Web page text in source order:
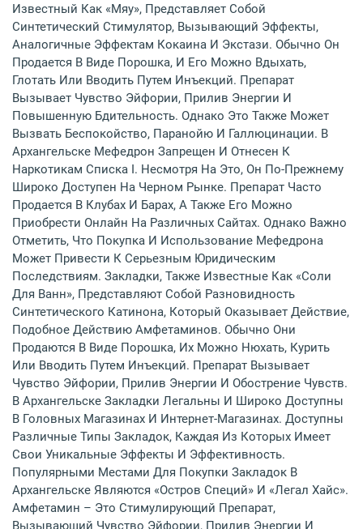
Известный Как «мяу», Представляет Собой
Синтетический Стимулятор, Вызывающий Эффекты,
Аналогичные Эффектам Кокаина И Экстази. Обычно Он
Продается В Виде Порошка, И Его Можно Вдыхать,
Глотать Или Вводить Путем Инъекций. Препарат
Вызывает Чувство Эйфории, Прилив Энергии И
Повышенную Бдительность. Однако Это Также Может
Вызвать Беспокойство, Паранойю И Галлюцинации. В
Архангельске Мефедрон Запрещен И Отнесен К
Наркотикам Списка I. Несмотря На Это, Он По-Прежнему
Широко Доступен На Черном Рынке. Препарат Часто
Продается В Клубах И Барах, А Также Его Можно
Приобрести Онлайн На Различных Сайтах. Однако Важно
Отметить, Что Покупка И Использование Мефедрона
Может Привести К Серьезным Юридическим
Последствиям. Закладки, Также Известные Как «соли
Для Ванн», Представляют Собой Разновидность
Синтетического Катинона, Который Оказывает Действие,
Подобное Действию Амфетаминов. Обычно Они
Продаются В Виде Порошка, Их Можно Нюхать, Курить
Или Вводить Путем Инъекций. Препарат Вызывает
Чувство Эйфории, Прилив Энергии И Обострение Чувств.
В Архангельске Закладки Легальны И Широко Доступны
В Головных Магазинах И Интернет-Магазинах. Доступны
Различные Типы Закладок, Каждая Из Которых Имеет
Свои Уникальные Эффекты И Эффективность.
Популярными Местами Для Покупки Закладок В
Архангельске Являются «Остров Специй» И «Легал Хайс».
Амфетамин – Это Стимулирующий Препарат,
Вызывающий Чувство Эйфории, Прилив Энергии И